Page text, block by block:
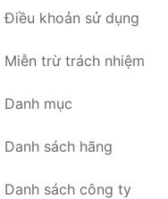
Điều khoản sử dụng
Miễn trừ trách nhiệm
Danh mục
Danh sách hãng
Danh sách công ty